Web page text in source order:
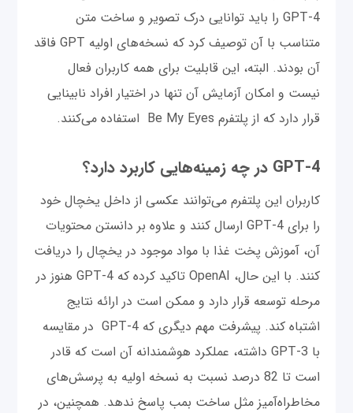
GPT-4 را باید توانایی درک تصویر و ساخت متن
متناسب با آن توصیف کرد که نسخه‌های اولیه GPT فاقد
آن بودند. البته، این قابلیت برای همه کاربران فعال
نیست و امکان آزمایش آن تنها در اختیار افراد نابینایی
قرار دارد که از پلتفرم Be My Eyes استفاده می‌کنند.
GPT-4 در چه زمینه‌هایی کاربرد دارد؟
کاربران این پلتفرم می‌توانند عکسی از داخل یخچال خود
را برای GPT-4 ارسال کنند و علاوه بر دانستن محتویات
آن، آموزش پخت غذا با مواد موجود در یخچال را دریافت
کنند. با این حال، OpenAI تاکید کرده که GPT-4 هنوز در
مرحله توسعه قرار دارد و ممکن است در ارائه نتایج
اشتباه کند. پیشرفت مهم دیگری که GPT-4 در مقایسه
با GPT-3 داشته، عملکرد هوشمندانه آن است که قادر
است تا 82 درصد نسبت به نسخه اولیه به پرسش‌های
مخاطراه‌آمیز مثل ساخت بمب پاسخ ندهد. همچنین، در